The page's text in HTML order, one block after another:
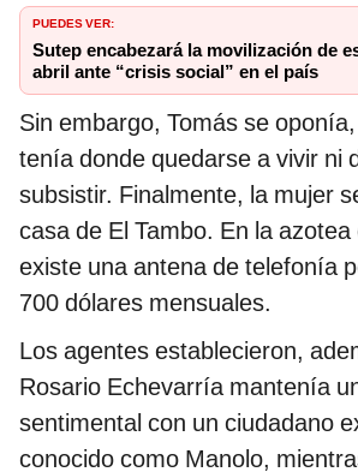
PUEDES VER:
Sutep encabezará la movilización de
abril ante “crisis social” en el país
Sin embargo, Tomás se
tenía donde quedarse a vivir ni
subsistir. Finalmente, la mujer
casa de El Tambo. En la
existe una antena de telefonía
700 dólares mensuales.
Los agentes establecieron,
Rosario Echevarría mantenía
sentimental con un ciudadano
conocido como Manolo,